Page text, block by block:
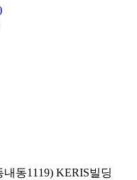
동1119) KERIS빌딩